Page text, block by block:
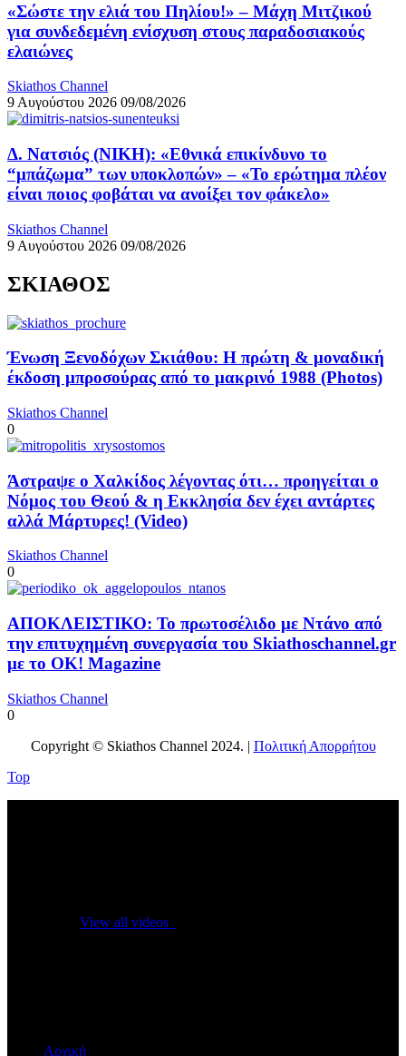
«Σώστε την ελιά του Πηλίου!» – Μάχη Μιτζικού
για συνδεδεμένη ενίσχυση στους παραδοσιακούς
ελαιώνες
Skiathos Channel
9 Αυγούστου 2026 09/08/2026
Δ. Νατσιός (ΝΙΚΗ): «Εθνικά επικίνδυνο το
“μπάζωμα” των υποκλοπών» – «Το ερώτημα πλέον
είναι ποιος φοβάται να ανοίξει τον φάκελο»
Skiathos Channel
9 Αυγούστου 2026 09/08/2026
ΣΚΙΑΘΟΣ
Ένωση Ξενοδόχων Σκιάθου: Η πρώτη & μοναδική
έκδοση μπροσούρας από το μακρινό 1988 (Photos)
Skiathos Channel
0
Άστραψε ο Χαλκίδος λέγοντας ότι… προηγείται ο
Νόμος του Θεού & η Εκκλησία δεν έχει αντάρτες
αλλά Μάρτυρες! (Video)
Skiathos Channel
0
ΑΠΟΚΛΕΙΣΤΙΚΟ: Το πρωτοσέλιδο με Ντάνο από
την επιτυχημένη συνεργασία του Skiathoschannel.gr
με το OK! Magazine
Skiathos Channel
0
Copyright © Skiathos Channel 2024. | Πολιτική Απορρήτου
Top
View all videos
Αρχική